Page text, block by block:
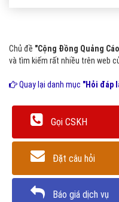
Chủ đề "Cộng Đồng Quảng
và tìm kiếm rất nhiều trên web
Quay lại danh mục "Hỏi đáp
Gọi CSKH
Đặt câu hỏi
Báo giá dịch vụ